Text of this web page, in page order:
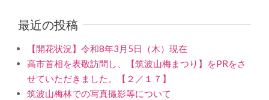
最近の投稿
【開花状況】令和8年3月5日（木）現在
高市首相を表敬訪問し、【筑波山梅まつり】をPRをさ
せていただきました。【２／１７】
筑波山梅林での写真撮影等について